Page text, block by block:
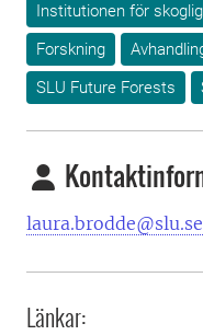
Institutionen för
Forskning
SLU Future Forests
laura.brodde@slu.se
Länkar: